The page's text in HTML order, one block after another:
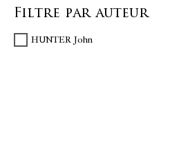
Filtre par auteur
HUNTER John